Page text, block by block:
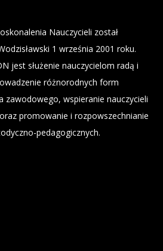
Nauczycieli został
1 września 2001 roku.
jest służenie nauczycielom radą i
różnorodnych form
zawodowego, wspieranie nauczycieli
promowanie i rozpowszechnianie
pedagogicznych.